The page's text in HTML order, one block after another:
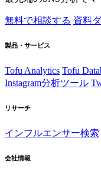
無料で相談する 資料
製品・サービス
Tofu Analytics Tofu
Instagram分析ツール
リサーチ
インフルエンサー検索
会社情報